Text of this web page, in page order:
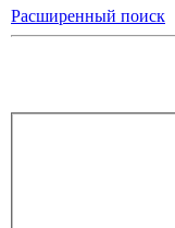
Расширенный поиск